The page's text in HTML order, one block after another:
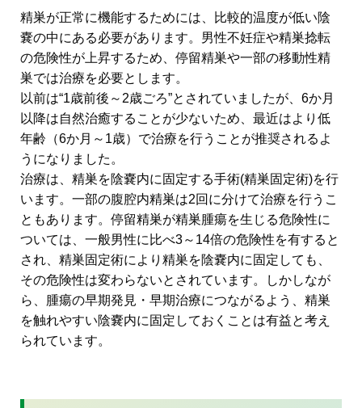
精巣が正常に機能するためには、比較的温度が低い陰
嚢の中にある必要があります。男性不妊症や精巣捻転
の危険性が上昇するため、停留精巣や一部の移動性精
巣では治療を必要とします。
以前は“1歳前後～2歳ごろ”とされていましたが、6か月
以降は自然治癒することが少ないため、最近はより低
年齢（6か月～1歳）で治療を行うことが推奨されるよ
うになりました。
治療は、精巣を陰嚢内に固定する手術(精巣固定術)を行
います。一部の腹腔内精巣は2回に分けて治療を行うこ
ともあります。停留精巣が精巣腫瘍を生じる危険性に
ついては、一般男性に比べ3～14倍の危険性を有すると
され、精巣固定術により精巣を陰嚢内に固定しても、
その危険性は変わらないとされています。しかしなが
ら、腫瘍の早期発見・早期治療につながるよう、精巣
を触れやすい陰嚢内に固定しておくことは有益と考え
られています。